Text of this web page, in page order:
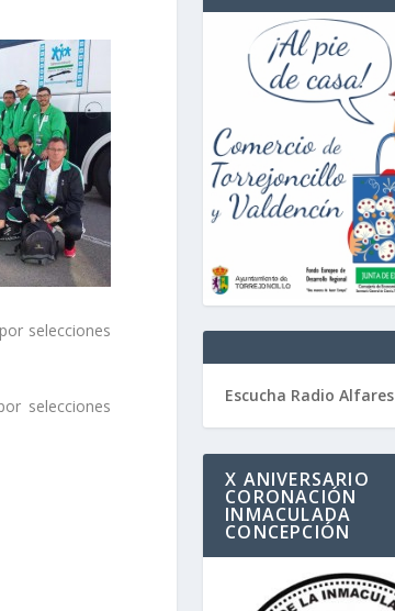
selecciones
selecciones
Escucha Radio Alfares
X ANIVERSARIO
CORONACIÓN
INMACULADA
CONCEPCIÓN